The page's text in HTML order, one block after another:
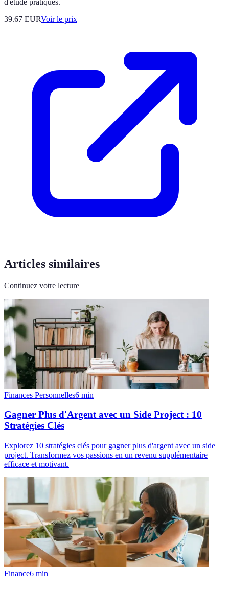
d'étude pratiques.
39.67 EURVoir le prix
Articles similaires
Continuez votre lecture
Finances Personnelles6 min
Gagner Plus d'Argent avec un Side Project : 10
Stratégies Clés
Explorez 10 stratégies clés pour gagner plus d'argent avec un side
project. Transformez vos passions en un revenu supplémentaire
efficace et motivant.
Finance6 min